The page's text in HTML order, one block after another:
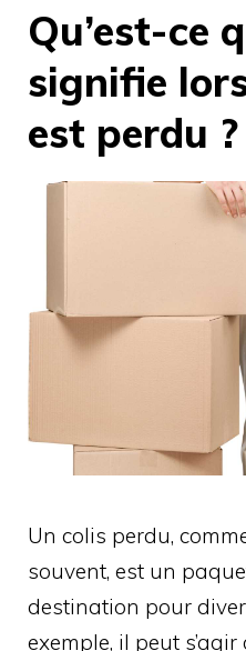
Qu’est-ce
signifie
est perdu ?
Un colis perdu,
souvent, est un
destination pour
exemple, il peut s’agir